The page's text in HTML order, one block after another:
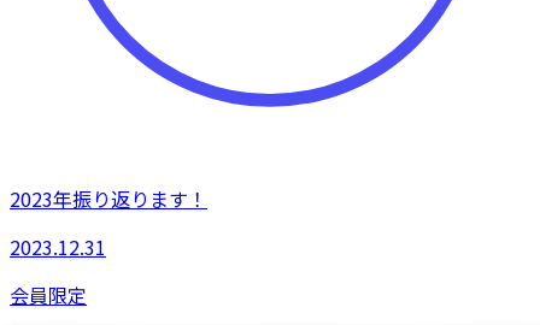
2023年振り返ります！
2023.12.31
会員限定